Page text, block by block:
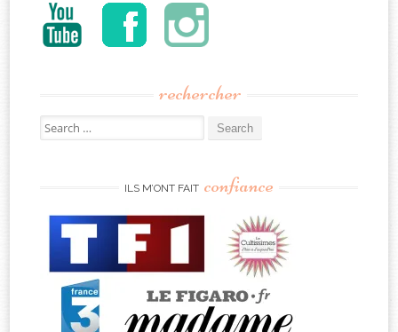
rechercher
Search
for:
ILS M’ONT FAIT confiance